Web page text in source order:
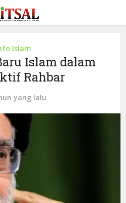
Islam
Islam dalam
Rahbar
yang lalu